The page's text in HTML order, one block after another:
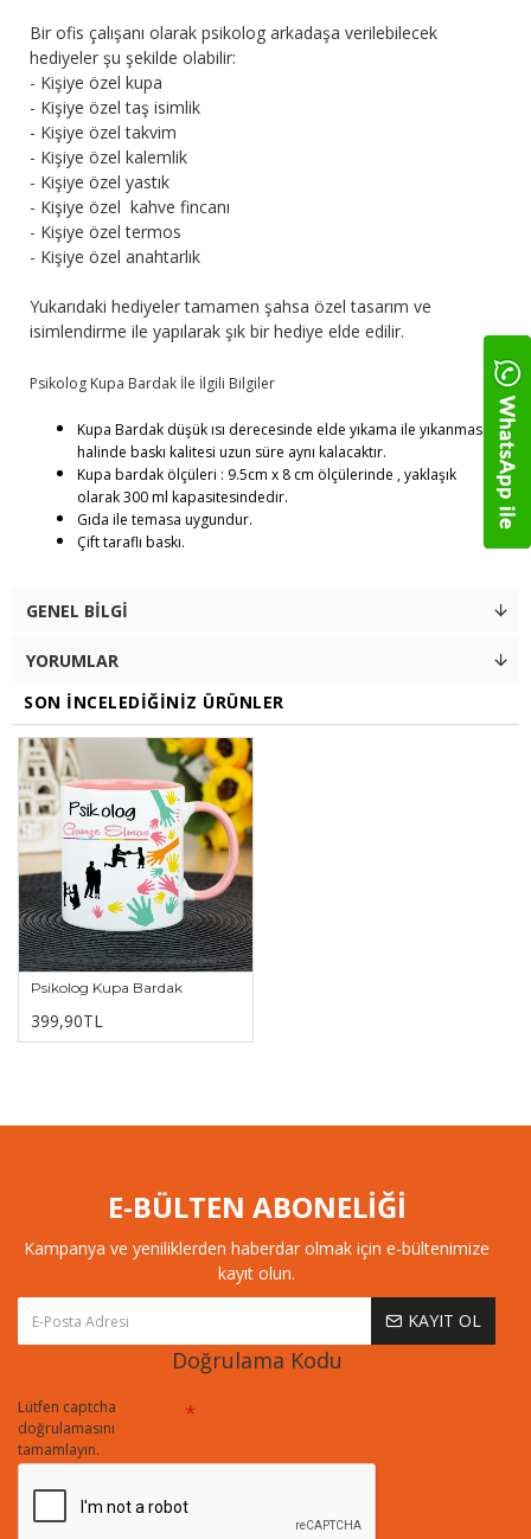
Bir ofis çalışanı olarak psikolog arkadaşa verilebilecek
hediyeler şu şekilde olabilir:
- Kişiye özel kupa
- Kişiye özel taş isimlik
- Kişiye özel takvim
- Kişiye özel kalemlik
- Kişiye özel yastık
- Kişiye özel kahve fincanı
- Kişiye özel termos
- Kişiye özel anahtarlık
Yukarıdaki hediyeler tamamen şahsa özel tasarım ve
isimlendirme ile yapılarak şık bir hediye elde edilir.
Psikolog Kupa Bardak İle İlgili Bilgiler
Kupa Bardak düşük ısı derecesinde elde yıkama ile yıkanması
halinde baskı kalitesi uzun süre aynı kalacaktır.
Kupa bardak ölçüleri : 9.5cm x 8 cm ölçülerinde , yaklaşık
olarak 300 ml kapasitesindedir.
Gıda ile temasa uygundur.
Çift taraflı baskı.
GENEL BILGI
YORUMLAR
SON İNCELEDIĞINIZ ÜRÜNLER
Psikolog Kupa Bardak
399,90TL
E-BÜLTEN ABONELİĞİ
Kampanya ve yeniliklerden haberdar olmak için e-bültenimize
kayıt olun.
KAYIT OL
Doğrulama Kodu
Lütfen captcha
doğrulamasını
tamamlayın.